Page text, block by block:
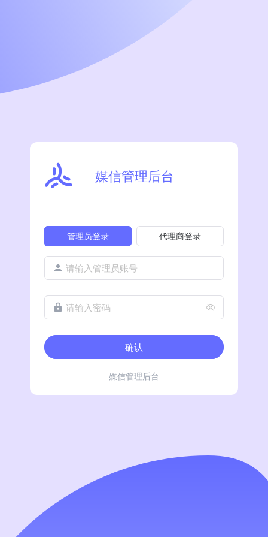
媒信管理后台
管理员登录 代理商登录
请输入管理员账号
请输入密码
确认
媒信管理后台